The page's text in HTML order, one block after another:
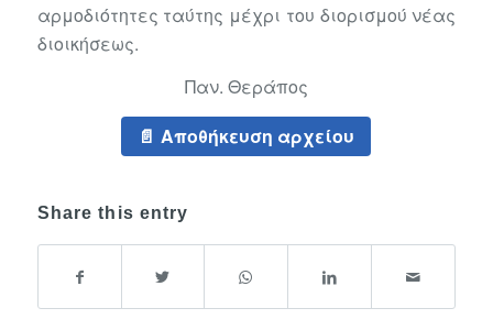
αρμοδιότητες ταύτης μέχρι του διορισμού νέας
διοικήσεως.
Παν. Θεράπος
Αποθήκευση αρχείου
Share this entry